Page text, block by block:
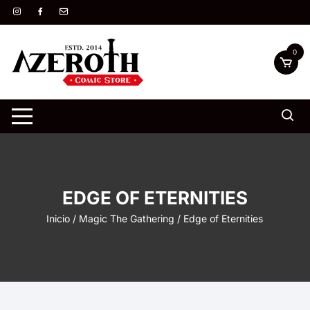
Saltar
al
0
EDGE OF ETERNITIES
Inicio / Magic The Gathering / Edge of Eternities